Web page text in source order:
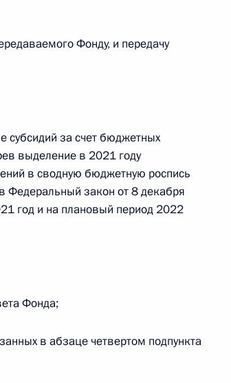
увеличения
заказе
окладов
Фонду, и передачу
субсидий за счет бюджетных
выделение в 2021 году
в сводную бюджетную роспись
Федеральный закон от 8 декабря
год и на плановый период 2022
Фонда;
в абзаце четвертом подпункта